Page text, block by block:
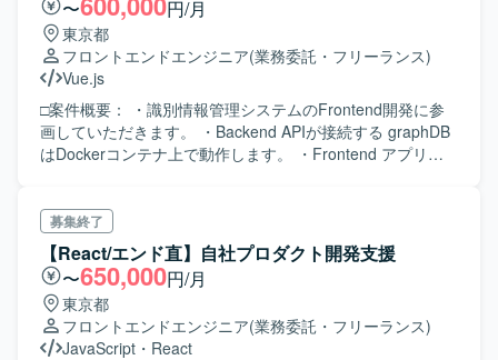
〜
円/月
東京都
フロントエンドエンジニア(業務委託・フリーランス)
Vue.js
□案件概要： ・識別情報管理システムのFrontend開発に参
画していただきます。 ・Backend APIが接続する graphDB
はDockerコンテナ上で動作します。 ・Frontend アプリケ
リティ課題への対応をお願い致します。 ・graphDBは、
neo4j となります。
募集終了
【React/エンド直】自社プロダクト開発支援
〜650,000円/月
東京都
フロントエンドエンジニア(業務委託・フリーランス)
JavaScript ・ React